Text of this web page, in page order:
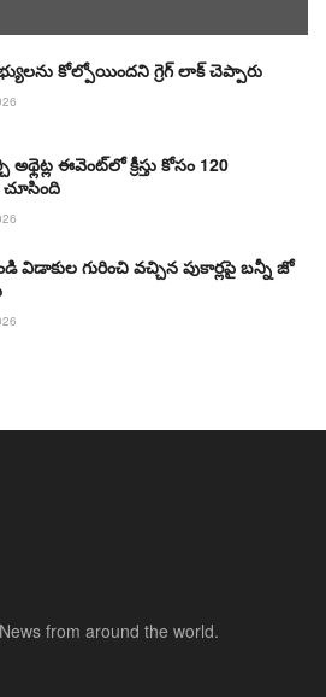
కోల్పోయిందని గ్రెగ్ లాక్ చెప్పారు
ఈవెంట్‌లో క్రీస్తు కోసం 120
విడాకుల గురించి వచ్చిన పుకార్లపై బన్నీ జో
from around the world.